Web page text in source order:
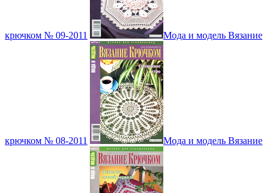
крючком № 09-2011 Мода и модель Вязание
крючком № 08-2011 Мода и модель Вязание